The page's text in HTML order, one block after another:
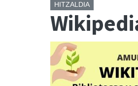
HITZALDIA